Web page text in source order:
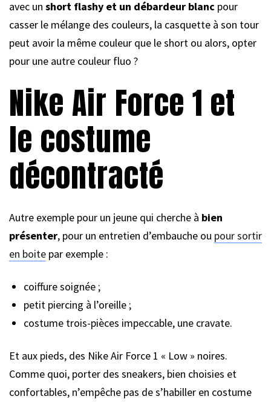
avec un short flashy et un débardeur blanc pour
casser le mélange des couleurs, la casquette à son tour
peut avoir la même couleur que le short ou alors, opter
pour une autre couleur fluo ?
Nike Air Force 1 et
le costume
décontracté
Autre exemple pour un jeune qui cherche à bien
présenter, pour un entretien d’embauche ou pour sortir
en boite par exemple :
coiffure soignée ;
petit piercing à l’oreille ;
costume trois-pièces impeccable, une cravate.
Et aux pieds, des Nike Air Force 1 « Low » noires.
Comme quoi, porter des sneakers, bien choisies et
confortables, n’empêche pas de s’habiller en costume